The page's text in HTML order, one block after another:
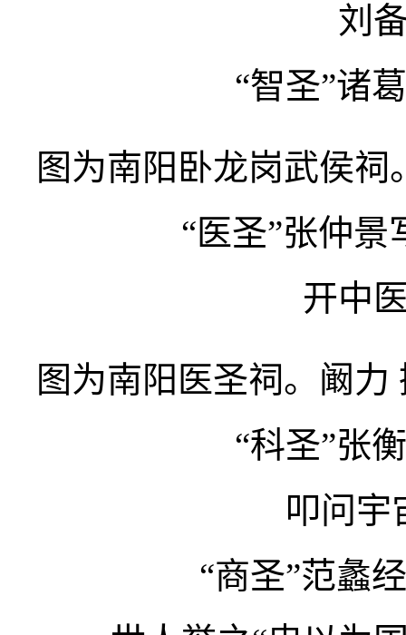
刘
“智圣”诸
图为南阳卧龙岗武侯
“医圣”张仲
开中
图为南阳医圣祠。阚
“科圣”张
叩问宇
“商圣”范蠡